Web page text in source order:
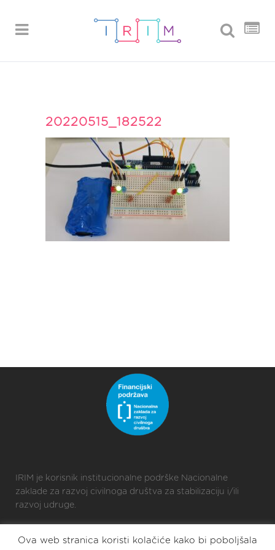
20220515_182522
IRIM je korisnik institucionalne podrške Nacionalne
zaklade za razvoj civilnoga društva za stabilizaciju i/ili
razvoj udruge.
Ova web stranica koristi kolačiće kako bi poboljšala